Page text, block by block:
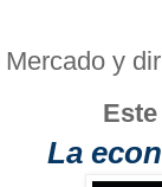
Mercado y
La